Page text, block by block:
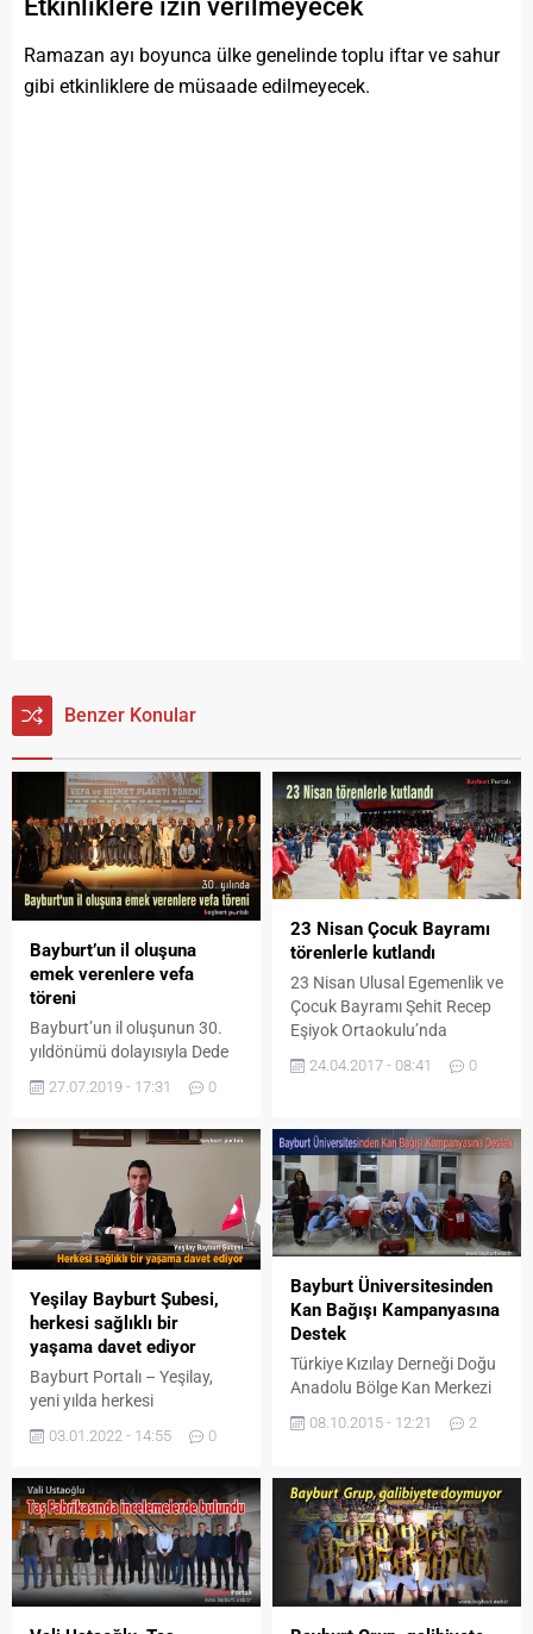
Etkinliklere izin verilmeyecek
Ramazan ayı boyunca ülke genelinde toplu iftar ve sahur
gibi etkinliklere de müsaade edilmeyecek.
Benzer Konular
Bayburt’un il oluşuna
emek verenlere vefa
töreni
Bayburt’un il oluşunun 30.
yıldönümü dolayısıyla Dede
Şölenleri kapsamında
tarafından kentin il olmasına
emek verenler için vefa töreni
düzenlendi. 21 Haziran 1989
yılında Gümüşhane’den
ayrılarak vilayet konumuna
geçen Bayburt’un il oluşunun
30. yıldönümü dolayısıyla
Bayburt Belediyesi’nce
organize edilen vefa
töreninde vilayet olmasında
emeği geçenlere...
27.07.2019 - 17:31 0
23 Nisan Çocuk Bayramı
törenlerle kutlandı
23 Nisan Ulusal Egemenlik ve
Çocuk Bayramı Şehit Recep
Eşiyok Ortaokulu’nda
kutlandı.
24.04.2017 - 08:41 0
Yeşilay Bayburt Şubesi,
herkesi sağlıklı bir
yaşama davet ediyor
Bayburt Portalı – Yeşilay,
yeni yılda herkesi
bağımlılıklardan uzak sağlıklı
bir yaşama davet ediyor. Bir
bağımlılıklarla mücadelesini
sürdüren Yeşilay, 2022
yılında herkesi
bağımlılıklardan uzak, iyi ve
sağlıklı bir yaşam kararı
03.01.2022 - 14:55 0
Bayburt Üniversitesinden
Kan Bağışı Kampanyasına
Destek
Türkiye Kızılay Derneği Doğu
Anadolu Bölge Kan Merkezi
bölgede önemli oranda kan
desteğinde bulunan Bayburt
kampanyası düzenledi.
Bayburt Üniversitesi Rektörü
Prof. Dr. Selçuk Coşkun,
üniversite akademisyenleri,
idari personel ve öğrenciler
Türkiye Kızılay Derneği Doğu
Anadolu Bölge Kan
08.10.2015 - 12:21 2